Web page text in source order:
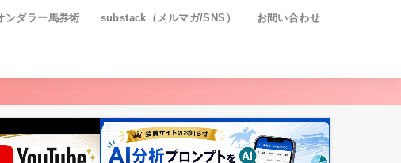
ンダラー馬券術 substack（メルマガ/SNS） お問い合わせ